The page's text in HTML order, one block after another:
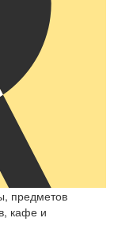
предметов
кафе и